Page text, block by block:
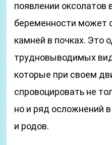
появлении оксолатов
беременности может
камней в почках. Это
трудновыводимых
которые при своем
спровоцировать не
но и ряд осложнений
и родов.